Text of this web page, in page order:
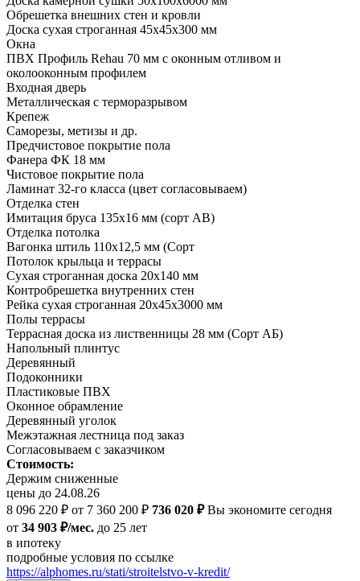
Обрешетка внешних стен и кровли
Доска сухая строганная 45х45х300 мм
Окна
ПВХ Профиль Rehau 70 мм с оконным отливом и
околооконным профилем
Входная дверь
Металлическая с терморазрывом
Крепеж
Саморезы, метизы и др.
Предчистовое покрытие пола
Фанера ФК 18 мм
Чистовое покрытие пола
Ламинат 32-го класса (цвет согласовываем)
Отделка стен
Имитация бруса 135х16 мм (сорт АВ)
Отделка потолка
Вагонка штиль 110х12,5 мм (Сорт
Потолок крыльца и террасы
Сухая строганная доска 20х140 мм
Контробрешетка внутренних стен
Рейка сухая строганная 20х45х3000 мм
Полы террасы
Террасная доска из лиственницы 28 мм (Сорт АБ)
Напольный плинтус
Деревянный
Подоконники
Пластиковые ПВХ
Оконное обрамление
Деревянный уголок
Межэтажная лестница под заказ
Согласовываем с заказчиком
Стоимость:
Держим сниженные
цены до 24.08.26
8 096 220 ₽ от 7 360 200 ₽ 736 020 ₽Вы экономите сегодня
от 34 903 ₽/мес. до 25 лет
в ипотеку
подробные условия по ссылке
https://alphomes.ru/stati/stroitelstvo-v-kredit/